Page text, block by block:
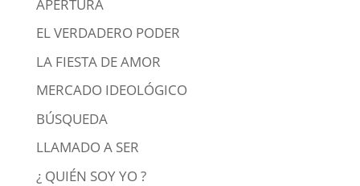
APERTURA
EL VERDADERO PODER
LA FIESTA DE AMOR
MERCADO IDEOLÓGICO
BÚSQUEDA
LLAMADO A SER
¿ QUIÉN SOY YO ?